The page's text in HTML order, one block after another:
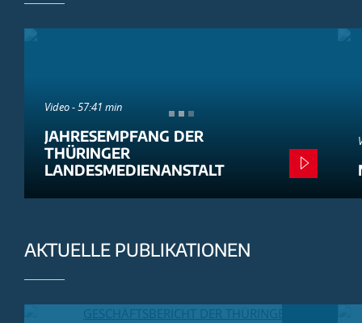
Video - 57:41 min
JAHRESEMPFANG DER
THÜRINGER
LANDESMEDIENANSTALT
AKTUELLE PUBLIKATIONEN